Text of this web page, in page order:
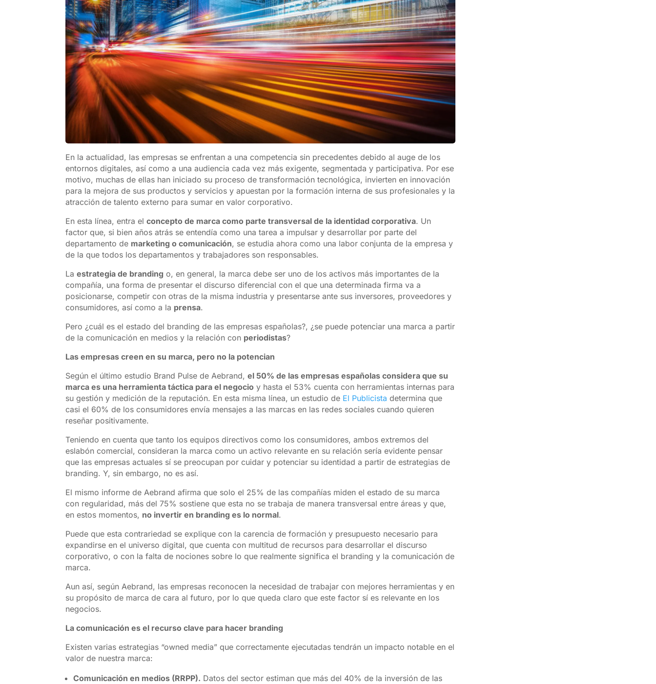
En la actualidad, las empresas se enfrentan a una competencia sin precedentes debido al auge de los
entornos digitales, así como a una audiencia cada vez más exigente, segmentada y participativa. Por ese
motivo, muchas de ellas han iniciado su proceso de transformación tecnológica, invierten en innovación
para la mejora de sus productos y servicios y apuestan por la formación interna de sus profesionales y la
atracción de talento externo para sumar en valor corporativo.
En esta línea, entra elconcepto de marca como parte transversal de la identidad corporativa. Un
factor que, si bien años atrás se entendía como una tarea a impulsar y desarrollar por parte del
departamento de marketing o comunicación, se estudia ahora como una labor conjunta de la empresa y
de la que todos los departamentos y trabajadores son responsables.
Laestrategia de branding o, en general, la marca debe ser uno de los activos más importantes de la
compañía, una forma de presentar el discurso diferencial con el que una determinada firma va a
posicionarse, competir con otras de la misma industria y presentarse ante sus inversores, proveedores y
consumidores, así como a la prensa.
Pero ¿cuál es el estado del branding de las empresas españolas?, ¿se puede potenciar una marca a partir
de la comunicación en medios y la relación con periodistas?
Las empresas creen en su marca, pero no la potencian
Según el último estudio Brand Pulse de Aebrand,el 50% de las empresas españolas considera que su
marca es una herramienta táctica para el negocio y hasta el 53% cuenta con herramientas internas para
su gestión y medición de la reputación. En esta misma línea, un estudio de El Publicista determina que
casi el 60% de los consumidores envía mensajes a las marcas en las redes sociales cuando quieren
reseñar positivamente.
Teniendo en cuenta que tanto los equipos directivos como los consumidores, ambos extremos del
eslabón comercial, consideran la marca como un activo relevante en su relación sería evidente pensar
que las empresas actuales sí se preocupan por cuidar y potenciar su identidad a partir de estrategias de
branding. Y, sin embargo, no es así.
El mismo informe de Aebrand afirma que solo el 25% de las compañías miden el estado de su marca
con regularidad, más del 75% sostiene que esta no se trabaja de manera transversal entre áreas y que,
en estos momentos, no invertir en branding es lo normal.
Puede que esta contrariedad se explique con la carencia de formación y presupuesto necesario para
expandirse en el universo digital, que cuenta con multitud de recursos para desarrollar el discurso
corporativo, o con la falta de nociones sobre lo que realmente significa el branding y la comunicación de
marca.
Aun así, según Aebrand, las empresas reconocen la necesidad de trabajar con mejores herramientas y en
su propósito de marca de cara al futuro, por lo que queda claro que este factor sí es relevante en los
negocios.
La comunicación es el recurso clave para hacer branding
Existen varias estrategias “owned media” que correctamente ejecutadas tendrán un impacto notable en el
valor de nuestra marca:
Comunicación en medios (RRPP). Datos del sector estiman que más del 40% de la inversión de las